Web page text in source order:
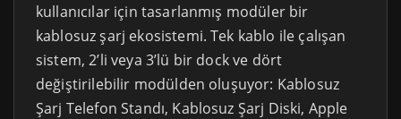
kullanıcılar için tasarlanmış modüler bir
kablosuz şarj ekosistemi. Tek kablo ile çalışan
sistem, 2’li veya 3’lü bir dock ve dört
değiştirilebilir modülden oluşuyor: Kablosuz
Şarj Telefon Standı, Kablosuz Şarj Diski, Apple